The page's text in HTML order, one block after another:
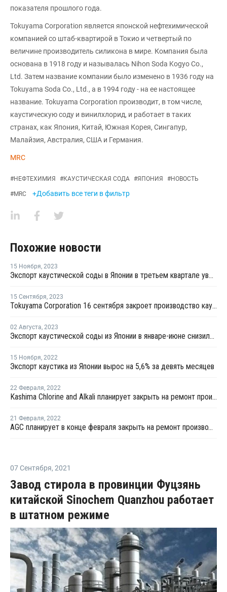
показателя прошлого года.
Tokuyama Corporation является японской нефтехимической
компанией со штаб-квартирой в Токио и четвертый по
величине производитель силикона в мире. Компания была
основана в 1918 году и называлась Nihon Soda Kogyo Co.,
Ltd. Затем название компании было изменено в 1936 году на
Tokuyama Soda Co., Ltd., а в 1994 году - на ее настоящее
название. Tokuyama Corporation производит, в том числе,
каустическую соду и винилхлорид, и работает в таких
странах, как Япония, Китай, Южная Корея, Сингапур,
Малайзия, Австралия, США и Германия.
MRC
#НЕФТЕХИМИЯ #КАУСТИЧЕСКАЯ СОДА #ЯПОНИЯ #НОВОСТЬ
#MRC +Добавить все теги в фильтр
Похожие новости
15 Ноября, 2023
Экспорт каустической соды в Японии в третьем квартале увеличился
15 Сентября, 2023
Tokuyama Corporation 16 сентября закроет производство каустической соды на плановую профилактику
02 Августа, 2023
Экспорт каустической соды из Японии в январе-июне снизился
15 Ноября, 2022
Экспорт каустика из Японии вырос на 5,6% за девять месяцев
22 Февраля, 2022
Kashima Chlorine and Alkali планирует закрыть на ремонт производство каустика в Японии
21 Февраля, 2022
AGC планирует в конце февраля закрыть на ремонт производство каустика
07 Сентября, 2021
Завод стирола в провинции Фуцзянь
китайской Sinochem Quanzhou работает
в штатном режиме